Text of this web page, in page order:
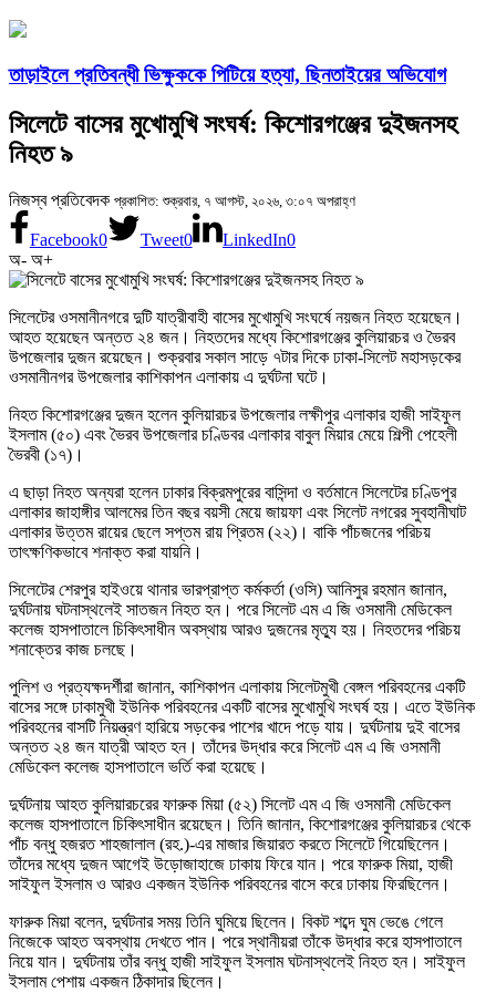
তাড়াইলে প্রতিবন্ধী ভিক্ষুককে পিটিয়ে হত্যা, ছিনতাইয়ের অভিযোগ
সিলেটে বাসের মুখোমুখি সংঘর্ষ: কিশোরগঞ্জের দুইজনসহ
নিহত ৯
নিজস্ব প্রতিবেদক প্রকাশিত: শুক্রবার, ৭ আগস্ট, ২০২৬, ৩:০৭ অপরাহ্ণ
Facebook0 Tweet0 LinkedIn0
অ- অ+
সিলেটের ওসমানীনগরে দুটি যাত্রীবাহী বাসের মুখোমুখি সংঘর্ষে নয়জন নিহত হয়েছেন।
আহত হয়েছেন অন্তত ২৪ জন। নিহতদের মধ্যে কিশোরগঞ্জের কুলিয়ারচর ও ভৈরব
উপজেলার দুজন রয়েছেন। শুক্রবার সকাল সাড়ে ৭টার দিকে ঢাকা-সিলেট মহাসড়কের
ওসমানীনগর উপজেলার কাশিকাপন এলাকায় এ দুর্ঘটনা ঘটে।
নিহত কিশোরগঞ্জের দুজন হলেন কুলিয়ারচর উপজেলার লক্ষীপুর এলাকার হাজী সাইফুল
ইসলাম (৫০) এবং ভৈরব উপজেলার চণ্ডিবর এলাকার বাবুল মিয়ার মেয়ে শিল্পী পেহেলী
ভৈরবী (১৭)।
এ ছাড়া নিহত অন্যরা হলেন ঢাকার বিক্রমপুরের বাসিন্দা ও বর্তমানে সিলেটের চণ্ডিপুর
এলাকার জাহাঙ্গীর আলমের তিন বছর বয়সী মেয়ে জায়ফা এবং সিলেট নগরের সুবহানীঘাট
এলাকার উত্তম রায়ের ছেলে সপ্তম রায় প্রিতম (২২)। বাকি পাঁচজনের পরিচয়
তাৎক্ষণিকভাবে শনাক্ত করা যায়নি।
সিলেটের শেরপুর হাইওয়ে থানার ভারপ্রাপ্ত কর্মকর্তা (ওসি) আনিসুর রহমান জানান,
দুর্ঘটনায় ঘটনাস্থলেই সাতজন নিহত হন। পরে সিলেট এম এ জি ওসমানী মেডিকেল
কলেজ হাসপাতালে চিকিৎসাধীন অবস্থায় আরও দুজনের মৃত্যু হয়। নিহতদের পরিচয়
শনাক্তের কাজ চলছে।
পুলিশ ও প্রত্যক্ষদর্শীরা জানান, কাশিকাপন এলাকায় সিলেটমুখী বেঙ্গল পরিবহনের একটি
বাসের সঙ্গে ঢাকামুখী ইউনিক পরিবহনের একটি বাসের মুখোমুখি সংঘর্ষ হয়। এতে ইউনিক
পরিবহনের বাসটি নিয়ন্ত্রণ হারিয়ে সড়কের পাশের খাদে পড়ে যায়। দুর্ঘটনায় দুই বাসের
অন্তত ২৪ জন যাত্রী আহত হন। তাঁদের উদ্ধার করে সিলেট এম এ জি ওসমানী
মেডিকেল কলেজ হাসপাতালে ভর্তি করা হয়েছে।
দুর্ঘটনায় আহত কুলিয়ারচরের ফারুক মিয়া (৫২) সিলেট এম এ জি ওসমানী মেডিকেল
কলেজ হাসপাতালে চিকিৎসাধীন রয়েছেন। তিনি জানান, কিশোরগঞ্জের কুলিয়ারচর থেকে
পাঁচ বন্ধু হজরত শাহজালাল (রহ.)-এর মাজার জিয়ারত করতে সিলেটে গিয়েছিলেন।
তাঁদের মধ্যে দুজন আগেই উড়োজাহাজে ঢাকায় ফিরে যান। পরে ফারুক মিয়া, হাজী
সাইফুল ইসলাম ও আরও একজন ইউনিক পরিবহনের বাসে করে ঢাকায় ফিরছিলেন।
ফারুক মিয়া বলেন, দুর্ঘটনার সময় তিনি ঘুমিয়ে ছিলেন। বিকট শব্দে ঘুম ভেঙে গেলে
নিজেকে আহত অবস্থায় দেখতে পান। পরে স্থানীয়রা তাঁকে উদ্ধার করে হাসপাতালে
নিয়ে যান। দুর্ঘটনায় তাঁর বন্ধু হাজী সাইফুল ইসলাম ঘটনাস্থলেই নিহত হন। সাইফুল
ইসলাম পেশায় একজন ঠিকাদার ছিলেন।